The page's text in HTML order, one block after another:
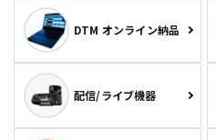
DTM オンライン納品
配信/ライブ機器